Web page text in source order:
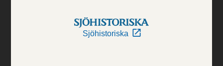
Sjöhistoriska